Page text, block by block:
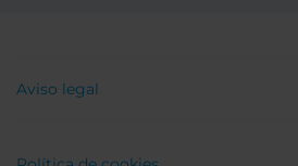
Aviso legal